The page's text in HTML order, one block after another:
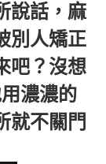
說話，麻
別人矯正
吧？沒想
濃濃的
就不關門